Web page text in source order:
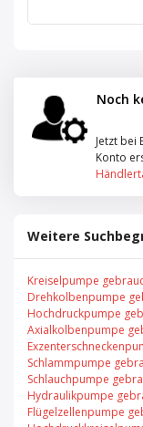
Noch
Jetzt bei
Konto
Weitere
Kreiselpumpe
Drehkolbenpumpe
Hochdruckpumpe
Axialkolbenpumpe
Schlammpumpe
Schlauchpumpe
Hydraulikpumpe
Flügelzellenpumpe